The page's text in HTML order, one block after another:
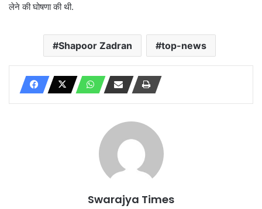
लेने की घोषणा की थी.
Shapoor Zadran top-news
Swarajya Times